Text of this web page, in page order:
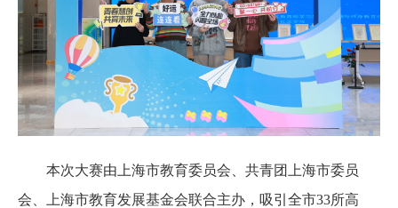
本次大赛由上海市教育委员会、共青团上海市委员
会、上海市教育发展基金会联合主办，吸引全市33所高